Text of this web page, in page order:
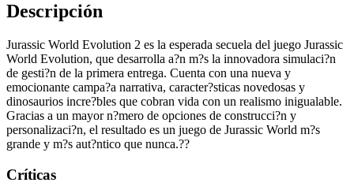
Descripción
Jurassic World Evolution 2 es la esperada secuela del juego Jurassic
World Evolution, que desarrolla a?n m?s la innovadora simulaci?n
de gesti?n de la primera entrega. Cuenta con una nueva y
emocionante campa?a narrativa, caracter?sticas novedosas y
dinosaurios incre?bles que cobran vida con un realismo inigualable.
Gracias a un mayor n?mero de opciones de construcci?n y
personalizaci?n, el resultado es un juego de Jurassic World m?s
grande y m?s aut?ntico que nunca.??
Críticas